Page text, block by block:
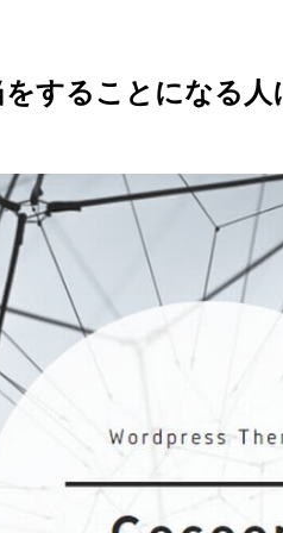
することになる